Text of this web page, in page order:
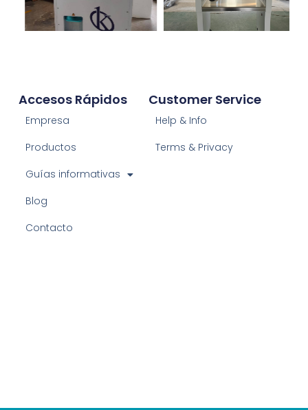
Customer Service
Help & Info
Terms & Privacy
Accesos Rápidos
Empresa
Productos
Guías informativas
Blog
Contacto